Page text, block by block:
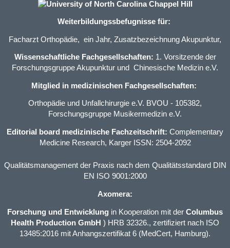
Weiterbildungssbefugnisse für:
Facharzt Orthopädie, ein Jahr, Zusatzbezeichnung Akupunktur,
Wissenschaftliche Fachgesellschaften: 1. Vorsitzende der
Forschungsgruppe Akupunktur und Chinesische Medizin e.V.
Mitglied in medizinischen Fachgesellschaften:
Orthopädie und Unfallchirurgie e.V. BVOU - 105382,
Forschungsgruppe Musikermedizin e.V.
Editorial board medizinische Fachzeitschrift: Complementary
Medicine Research, Karger ISSN: 2504-2092
Qualitätsmanagement der Praxis nach dem Qualitätsstandard DIN
EN ISO 9001:2000
Axomera:
Forschung und Entwicklung in Kooperation mit der Columbus
Health Production GmbH ) HRB 32326., zertifiziert nach ISO
13485:2016 mit Anhangszertifikat 6 (MedCert, Hamburg).